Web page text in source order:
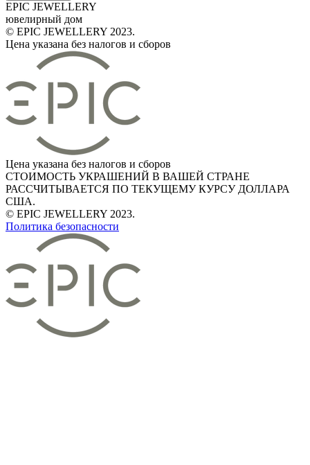
EPIC JEWELLERY
ювелирный дом
© EPIC JEWELLERY 2023.
Цена указана без налогов и сборов
Цена указана без налогов и сборов
СТОИМОСТЬ УКРАШЕНИЙ В ВАШЕЙ СТРАНЕ
РАССЧИТЫВАЕТСЯ ПО ТЕКУЩЕМУ КУРСУ ДОЛЛАРА
США.
© EPIC JEWELLERY 2023.
Политика безопасности